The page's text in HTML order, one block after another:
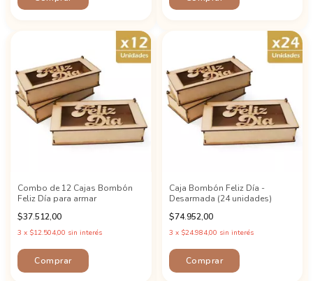
Combo de 12 Cajas Bombón
Feliz Día para armar
$37.512,00
3 x $12.504,00 sin interés
Caja Bombón Feliz Día -
Desarmada (24 unidades)
$74.952,00
3 x $24.984,00 sin interés